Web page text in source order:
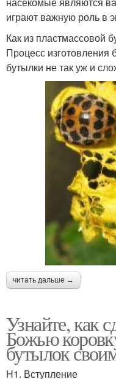
играют важную роль в
Как из пластмассовой
Процесс изготовления
бутылки не так уж и
читать дальше →
Узнайте, как
Божью
бутылок
H1. Вступление